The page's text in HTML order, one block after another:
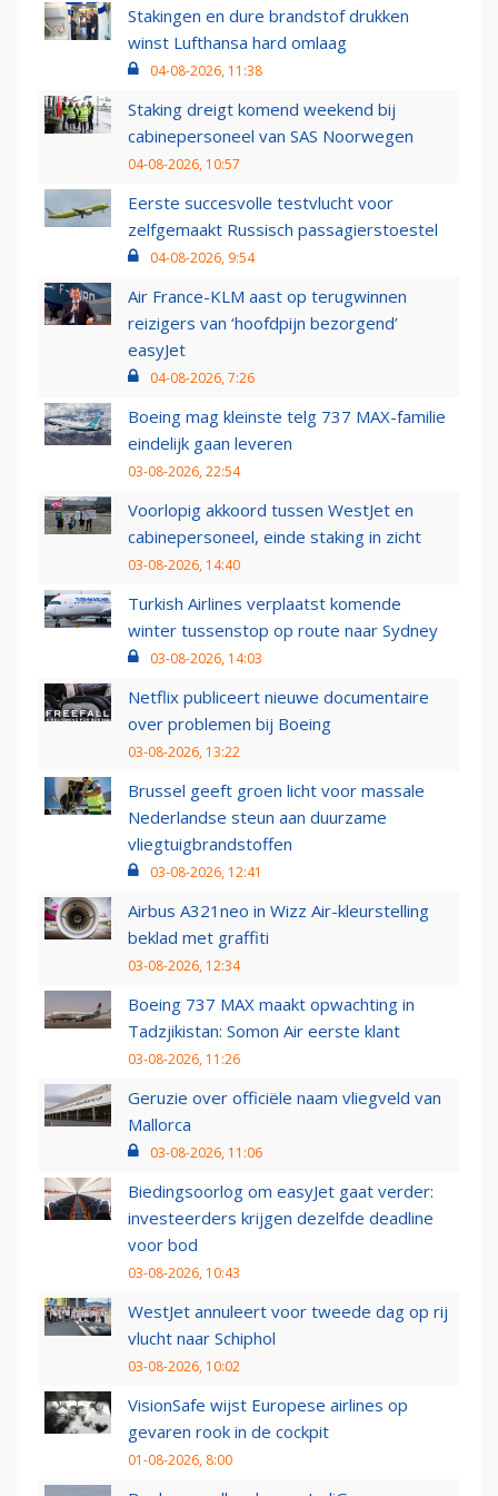
Stakingen en dure brandstof drukken
winst Lufthansa hard omlaag
04-08-2026, 11:38
Staking dreigt komend weekend bij
cabinepersoneel van SAS Noorwegen
04-08-2026, 10:57
Eerste succesvolle testvlucht voor
zelfgemaakt Russisch passagierstoestel
04-08-2026, 9:54
Air France-KLM aast op terugwinnen
reizigers van ‘hoofdpijn bezorgend’
easyJet
04-08-2026, 7:26
Boeing mag kleinste telg 737 MAX-familie
eindelijk gaan leveren
03-08-2026, 22:54
Voorlopig akkoord tussen WestJet en
cabinepersoneel, einde staking in zicht
03-08-2026, 14:40
Turkish Airlines verplaatst komende
winter tussenstop op route naar Sydney
03-08-2026, 14:03
Netflix publiceert nieuwe documentaire
over problemen bij Boeing
03-08-2026, 13:22
Brussel geeft groen licht voor massale
Nederlandse steun aan duurzame
vliegtuigbrandstoffen
03-08-2026, 12:41
Airbus A321neo in Wizz Air-kleurstelling
beklad met graffiti
03-08-2026, 12:34
Boeing 737 MAX maakt opwachting in
Tadzjikistan: Somon Air eerste klant
03-08-2026, 11:26
Geruzie over officiële naam vliegveld van
Mallorca
03-08-2026, 11:06
Biedingsoorlog om easyJet gaat verder:
investeerders krijgen dezelfde deadline
voor bod
03-08-2026, 10:43
WestJet annuleert voor tweede dag op rij
vlucht naar Schiphol
03-08-2026, 10:02
VisionSafe wijst Europese airlines op
gevaren rook in de cockpit
01-08-2026, 8:00